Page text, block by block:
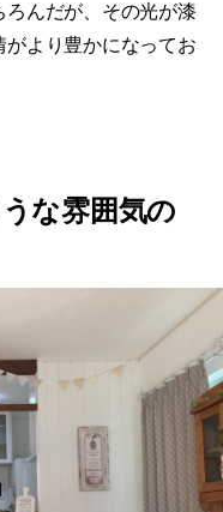
んだが、その光が漆
より豊かになってお
な雰囲気の